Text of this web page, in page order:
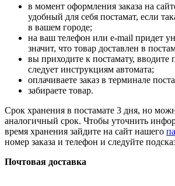
в момент оформления заказа на
удобный для себя постамат, если
в вашем городе;
на ваш телефон или e-mail придет
значит, что товар доставлен в
вы приходите к постамату, вводите
следует инструкциям автомата;
оплачиваете заказ в терминале
забираете товар.
Срок хранения в постамате 3 дня, но
аналогичный срок. Чтобы уточнить
время хранения зайдите на сайт нашего
номер заказа и телефон и следуйте
Почтовая доставка